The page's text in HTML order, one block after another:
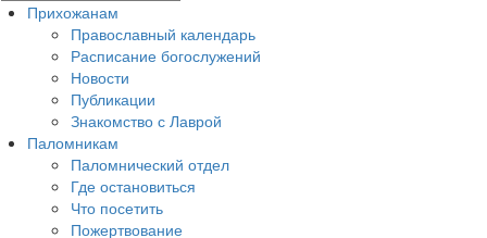
Прихожанам
Православный календарь
Расписание богослужений
Новости
Публикации
Знакомство с Лаврой
Паломникам
Паломнический отдел
Где остановиться
Что посетить
Пожертвование